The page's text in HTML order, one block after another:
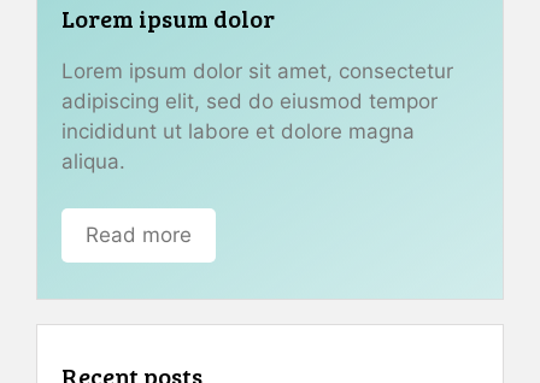
Lorem ipsum dolor
Lorem ipsum dolor sit amet, consectetur
adipiscing elit, sed do eiusmod tempor
incididunt ut labore et dolore magna
aliqua.
Read more
Recent posts